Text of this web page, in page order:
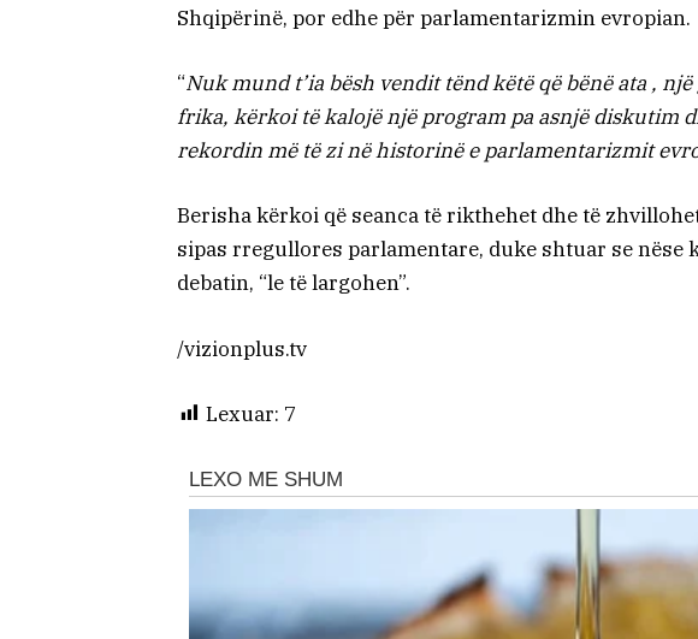
Shqipërinë, por edhe për parlamentarizmin evropian.
“Nuk mund t’ia bësh vendit tënd këtë që bënë ata ,
frika, kërkoi të kalojë një program pa asnjë diskutim
rekordin më të zi në historinë e parlamentarizmit
Berisha kërkoi që seanca të rikthehet dhe të
sipas rregullores parlamentare, duke shtuar se nëse
debatin, “le të largohen”.
/vizionplus.tv
Lexuar: 7